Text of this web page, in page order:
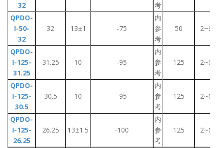
32
考
QPDO-
I-50-
32
32 13±1 -75
内
参
考
50 2~6
QPDO-
I-125-
31.25
31.25 10 -95
内
参
考
125 2~6
QPDO-
I-125-
30.5
30.5 10 -95
内
参
考
125 2~6
QPDO-
I-125-
26.25
26.25 13±1.5 -100
内
参
考
125 2~6